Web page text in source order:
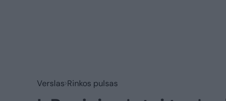
Verslas Rinkos pulsas